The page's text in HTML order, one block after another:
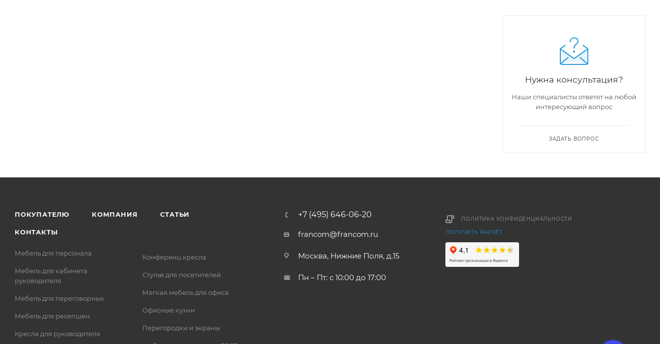
Нужна консультация?
Наши специалисты ответят на любой
интересующий вопрос
ЗАДАТЬ ВОПРОС
ПОКУПАТЕЛЮ КОМПАНИЯ СТАТЬИ
КОНТАКТЫ
Мебель для персонала
Мебель для кабинета
руководителя
Мебель для переговорных
Мебель для ресепшен
Кресла для руководителя
Конференц кресла
Стулья для посетителей
Мягкая мебель для офиса
Офисные кухни
Перегородки и экраны
+7 (495) 646-06-20
francom@francom.ru
Москва, Нижние Поля, д.15
Пн – Пт: с 10:00 до 17:00
ПОЛИТИКА КОНФИДЕНЦИАЛЬНОСТИ
ПОЛУЧИТЬ РАСЧЁТ